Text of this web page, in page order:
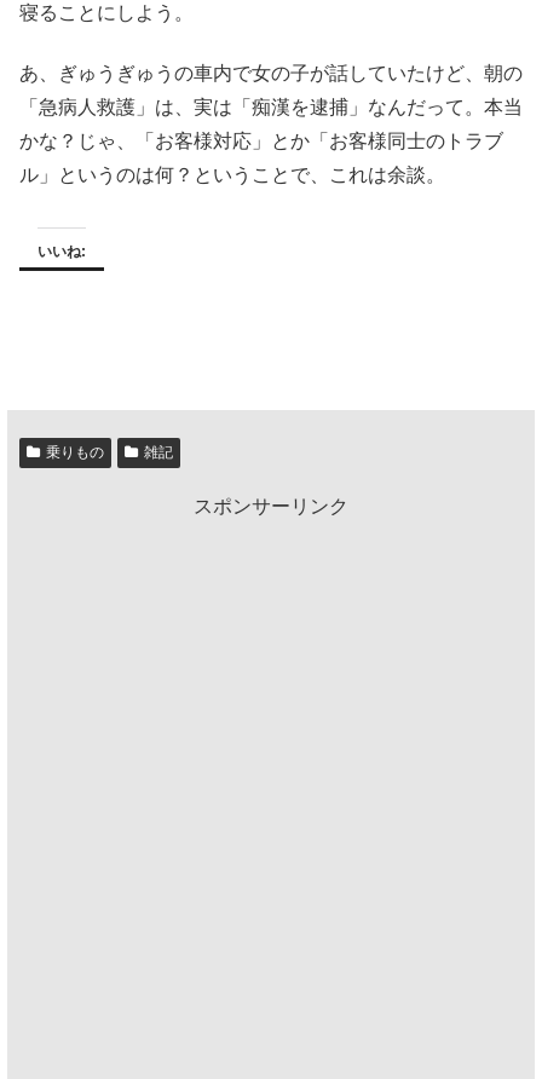
寝ることにしよう。
あ、ぎゅうぎゅうの車内で女の子が話していたけど、朝の
「急病人救護」は、実は「痴漢を逮捕」なんだって。本当
かな？じゃ、「お客様対応」とか「お客様同士のトラブ
ル」というのは何？ということで、これは余談。
いいね:
乗りもの 雑記
スポンサーリンク